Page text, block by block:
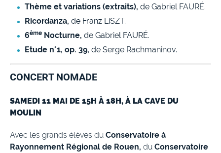
Thème et variations (extraits), de Gabriel FAURÉ.
Ricordanza, de Franz LiSZT.
6ème Nocturne, de Gabriel FAURÉ.
Etude n°1, op. 39, de Serge Rachmaninov.
CONCERT NOMADE
SAMEDI 11 MAI DE 15H À 18H, À LA CAVE DU
MOULIN
Avec les grands élèves du Conservatoire à
Rayonnement Régional de Rouen, du Conservatoire